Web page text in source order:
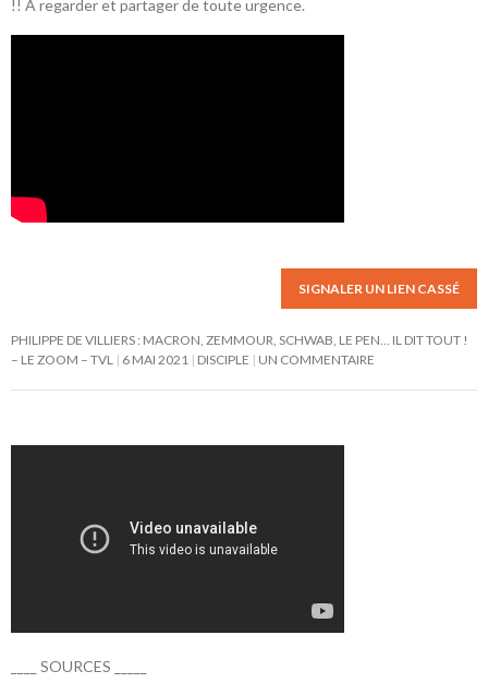
!! A regarder et partager de toute urgence.
SIGNALER UN LIEN CASSÉ
PHILIPPE DE VILLIERS : MACRON, ZEMMOUR, SCHWAB, LE PEN… IL DIT TOUT !
– LE ZOOM – TVL 6 MAI 2021 DISCIPLE UN COMMENTAIRE
____ SOURCES _____